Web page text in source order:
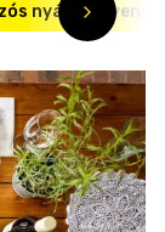
nyári